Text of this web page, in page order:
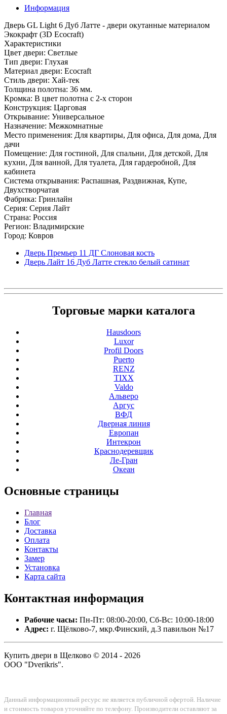
Информация
Дверь GL Light 6 Дуб Латте - двери окутанные материалом
Экокрафт (3D Ecocraft)
Характеристики
Цвет двери: Светлые
Тип двери: Глухая
Материал двери: Ecocraft
Стиль двери: Хай-тек
Толщина полотна: 36 мм.
Кромка: В цвет полотна с 2-х сторон
Конструкция: Царговая
Открывание: Универсальное
Назначение: Межкомнатные
Место применения: Для квартиры, Для офиса, Для дома, Для
дачи
Помещение: Для гостиной, Для спальни, Для детской, Для
кухни, Для ванной, Для туалета, Для гардеробной, Для
кабинета
Система открывания: Распашная, Раздвижная, Купе,
Двухстворчатая
Фабрика: Гринлайн
Серия: Серия Лайт
Страна: Россия
Регион: Владимирские
Город: Ковров
Дверь Премьер 11 ДГ Cлоновая кость
Дверь Лайт 16 Дуб Латте стекло белый сатинат
Торговые марки каталога
Hausdoors
Luxor
Profil Doors
Puerto
RENZ
TIXX
Valdo
Альверо
Аргус
ВФД
Дверная линия
Европан
Интекрон
Краснодеревщик
Ле-Гран
Океан
Основные страницы
Главная
Блог
Доставка
Оплата
Контакты
Замер
Установка
Карта сайта
Контактная информация
Рабочие часы: Пн-Пт: 08:00-20:00, Сб-Вс: 10:00-18:00
Адрес: г. Щёлково-7, мкр.Финский, д.3 павильон №17
Купить двери в Щелково © 2014 - 2026
ООО "Dverikris".
Данный информационный ресурс не является публичной офертой. Наличие
и стоимость товаров уточняйте по телефону. Производители оставляют за